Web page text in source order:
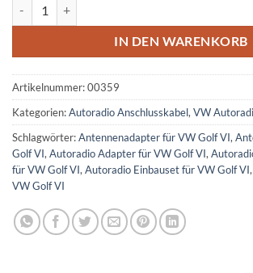
IN DEN WARENKORB
Artikelnummer:00359
Kategorien:Autoradio Anschlusskabel, VW
Schlagwörter:Antennenadapter für VW Golf VI,
Golf VI, Autoradio Adapter für VW Golf VI,
für VW Golf VI, Autoradio Einbauset für VW Golf VI,
VW Golf VI